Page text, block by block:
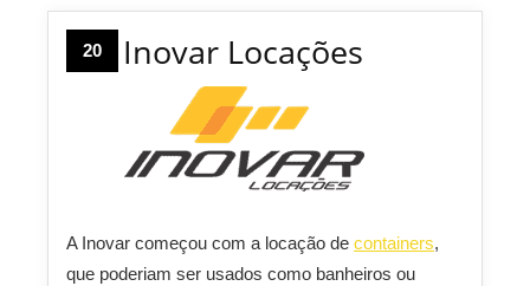
20 Inovar Locações
A Inovar começou com a locação de containers,
que poderiam ser usados como banheiros ou